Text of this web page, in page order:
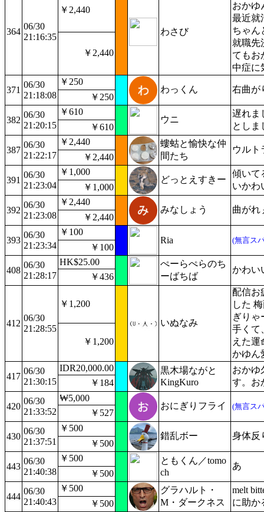
364
06/30
21:16:35
￥2,440
わさび
おかゆ
最近就
ちゃん
就職先
てもお
中症に
￥2,440
371
06/30
21:18:08
￥250
わっくん 右曲が
￥250
382
06/30
21:20:15
￥610
ウニ
遅れま
としま
￥610
387
06/30
21:22:17
￥2,440
螻蛄と愉快な仲
間たち
ウルト
￥2,440
391
06/30
21:23:04
￥1,000
どっとえすきー
傾いて
いかわ
￥1,000
392
06/30
21:23:08
￥2,440
みなしょう 曲がれ
￥2,440
393
06/30
21:23:34
￥100
Ria
(無言ス
￥100
408
06/30
21:28:17
HK$25.00
ぺーらぺらのち
ーばちば
かわい
￥436
412
06/30
21:28:55
￥1,200
いぬなみ
配信お
した
ぎりゃ
手くて
えた
かゆん
￥1,200
417
06/30
21:30:15
IDR20,000.00
黒木場ながと
KingKuro
おかゆ
す。お
￥184
420
06/30
21:33:52
₩5,000
おにぎりフライ (無言ス
￥527
430
06/30
21:37:51
￥500
錯乱ボー 身体反
￥500
443
06/30
21:40:38
￥500
ともくん／tomo
ch
あ
￥500
444
06/30
21:40:43
￥500
グラハルト・
M・ダークネス
melt
に助か
￥500